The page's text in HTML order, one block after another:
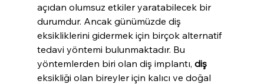
açıdan olumsuz etkiler yaratabilecek bir
durumdur. Ancak günümüzde diş
eksikliklerini gidermek için birçok alternatif
tedavi yöntemi bulunmaktadır. Bu
yöntemlerden biri olan diş implantı, diş
eksikliği olan bireyler için kalıcı ve doğal